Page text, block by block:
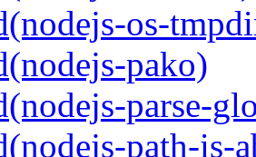
os-
pako)
parse-
path-is-